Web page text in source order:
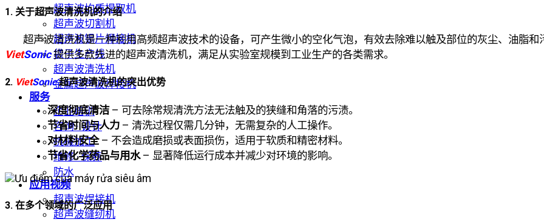
超声波均质提取机
超声波切割机
超声波锡片焊接机
袋子生产线
超声波清洗机
金属超声波焊接机
服务
企业培训
咨询 · 设计
机械加工
维修 · 保养
防水
应用视频
超声波焊接机
超声波缝纫机
1. 关于超声波清洗机的介绍
超声波清洗机是一种利用高频超声波技术的设备，可产生微小的空化气泡，有效去除难以触及部位的灰尘、油脂和
VietSonic提供多款先进的超声波清洗机，满足从实验室规模到工业生产的各类需求。
2. VietSonic超声波清洗机的突出优势
深度彻底清洁– 可去除常规清洗方法无法触及的狭缝和角落的污渍。
节省时间与人力 – 清洗过程仅需几分钟，无需复杂的人工操作。
对材料安全– 不会造成磨损或表面损伤，适用于软质和精密材料。
节省化学药品与用水– 显著降低运行成本并减少对环境的影响。
3. 在多个领域的广泛应用